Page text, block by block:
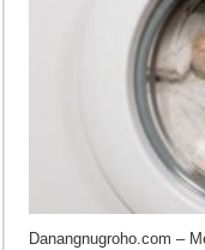
Danangnugroho.com –